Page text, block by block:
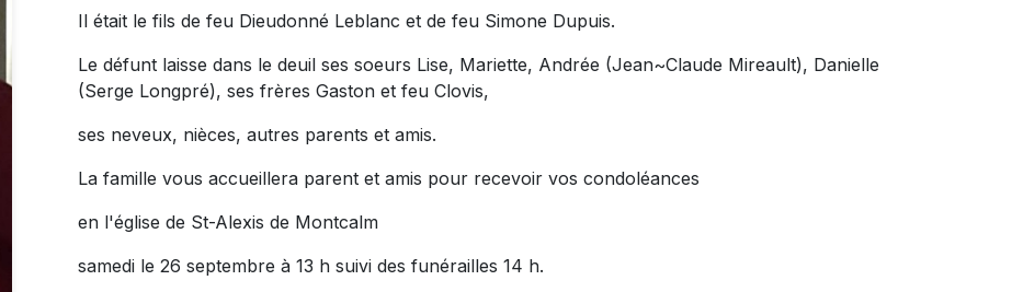
Il était le fils de feu Dieudonné Leblanc et de feu Simone Dupuis.
Le défunt laisse dans le deuil ses soeurs Lise, Mariette, Andrée (Jean~Claude Mireault), Danielle
(Serge Longpré), ses frères Gaston et feu Clovis,
ses neveux, nièces, autres parents et amis.
La famille vous accueillera parent et amis pour recevoir vos condoléances
en l'église de St-Alexis de Montcalm
samedi le 26 septembre à 13 h suivi des funérailles 14 h.